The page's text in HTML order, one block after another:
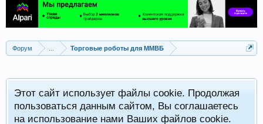
Форум Торговые роботы для ММВБ
Этот сайт использует файлы cookie. Продолжая
пользоваться данным сайтом, Вы соглашаетесь
на использование нами Ваших файлов cookie.